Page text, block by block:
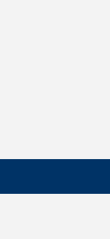
Feuchteschutz,
und
zertifizierte
anerkannten
der Planung und
energetische
eine Fortbildung zum
zum
Informationen